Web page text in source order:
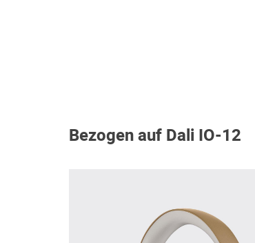
Bezogen auf Dali IO-12